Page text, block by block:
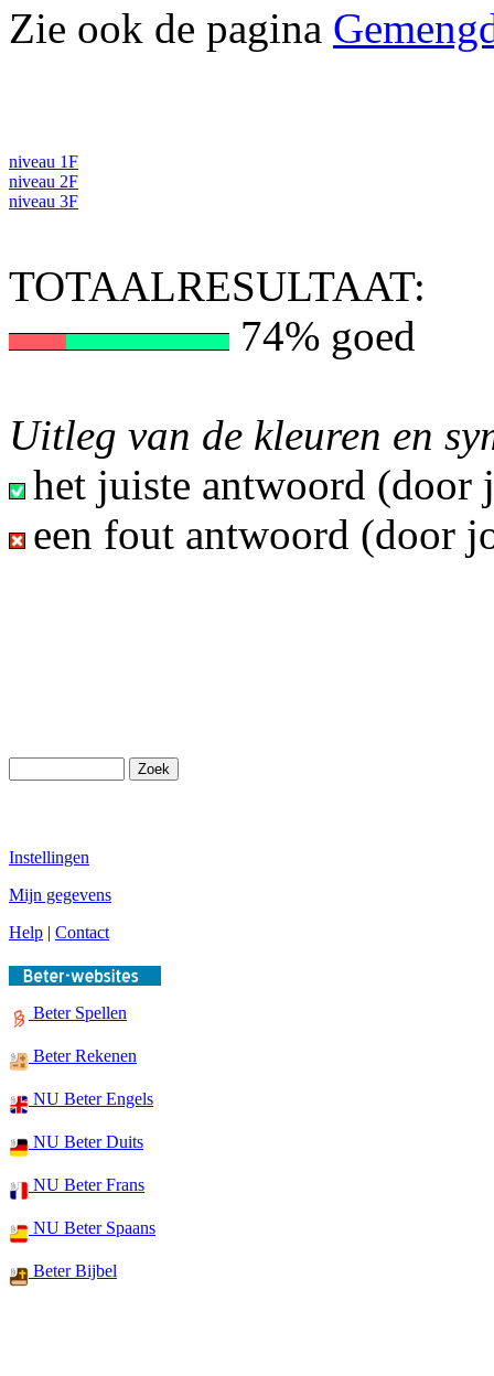
Zie ook de pagina
niveau 1F
niveau 2F
niveau 3F
TOTAALRESULTAAT:
74% goed
Uitleg van de kleuren en
het juiste antwoord (door
een fout antwoord (door
Instellingen
Mijn gegevens
Help | Contact
Beter Spellen
Beter Rekenen
NU Beter Engels
NU Beter Duits
NU Beter Frans
NU Beter Spaans
Beter Bijbel